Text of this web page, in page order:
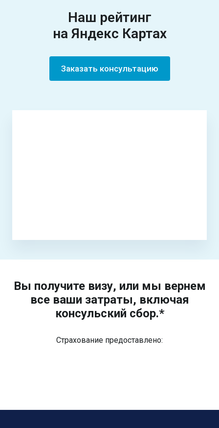
Наш рейтинг
на Яндекс Картах
Заказать консультацию
Вы получите визу, или мы вернем
все ваши затраты, включая
консульский сбор.*
Страхование предоставлено: